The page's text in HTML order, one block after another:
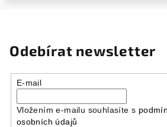
Odebírat newsletter
E-mail
Vložením e-mailu souhlasíte s
osobních údajů